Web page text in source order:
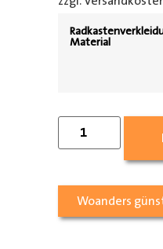
Material
Woanders